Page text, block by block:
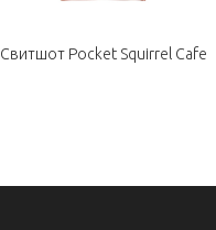
Свитшот Pocket Squirrel Cafe